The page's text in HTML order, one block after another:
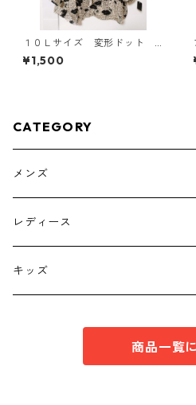
１０Ｌサイズ 変形ドット
花柄 ボウタイブラウス オ
フホワイト KAE-4771
¥1,500
CATEGORY
メンズ
トップス
ボトムス
レディース
トップス
キッズ
商品一覧